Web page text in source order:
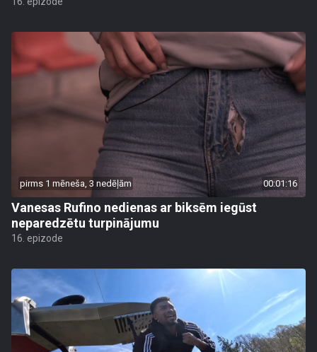
pirms 1 mēneša, 3 nedēļām 00:01:16
Vanesas Rufino nedienas ar biksēm iegūst
neparedzētu turpinājumu
16. epizode